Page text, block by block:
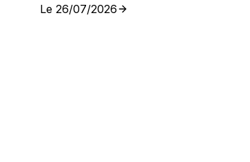
Le 26/07/2026